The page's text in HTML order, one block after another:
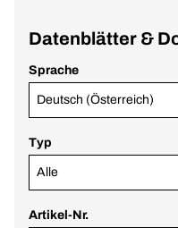
Datenblätter &
Sprache
Deutsch (Österreich)
Typ
Alle
Artikel-Nr.